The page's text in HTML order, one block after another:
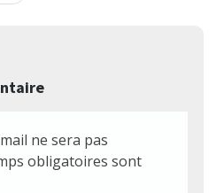
ne sera pas
obligatoires sont